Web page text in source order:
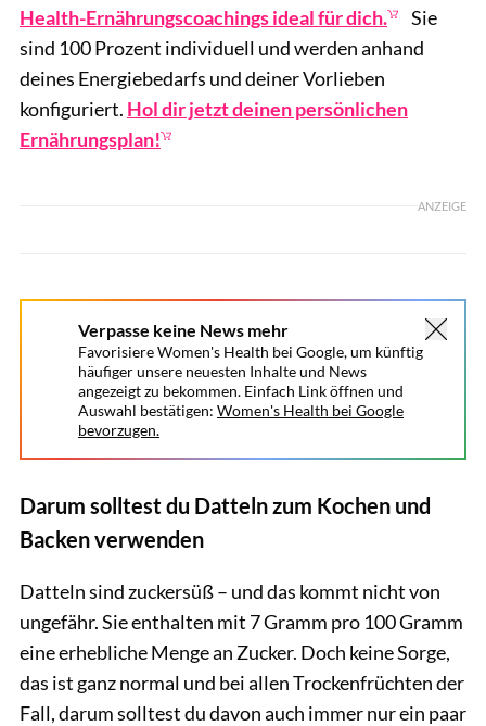
Health-Ernährungscoachings ideal für dich.
Sie
sind 100 Prozent individuell und werden anhand
deines Energiebedarfs und deiner Vorlieben
konfiguriert. Hol dir jetzt deinen persönlichen
Ernährungsplan!
ANZEIGE
Verpasse keine News mehr
Favorisiere Women's Health bei Google, um künftig
häufiger unsere neuesten Inhalte und News
angezeigt zu bekommen. Einfach Link öffnen und
Auswahl bestätigen: Women's Health bei Google
bevorzugen.
Darum solltest du Datteln zum Kochen und
Backen verwenden
Datteln sind zuckersüß – und das kommt nicht von
ungefähr. Sie enthalten mit 7 Gramm pro 100 Gramm
eine erhebliche Menge an Zucker. Doch keine Sorge,
das ist ganz normal und bei allen Trockenfrüchten der
Fall, darum solltest du davon auch immer nur ein paar